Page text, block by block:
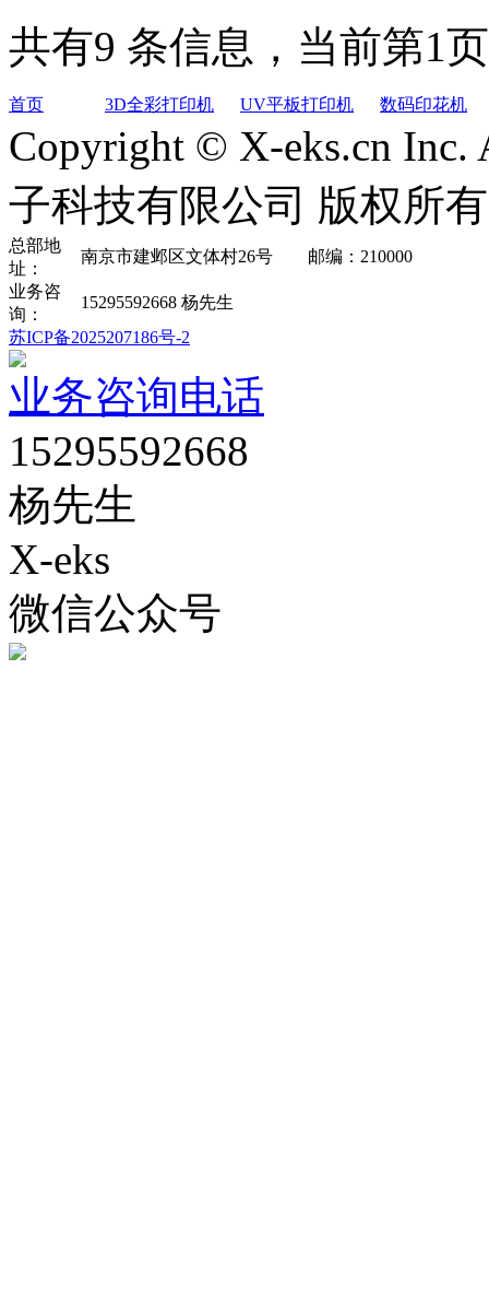
共有9 条信息，当前第1页
首页 3D全彩打印机 UV平板打印机 数码印花机
Copyright © X-eks.cn Inc.
子科技有限公司 版权所有
总部地
址：
南京市建邺区文体村26号 邮编：210000
业务咨
询：
15295592668 杨先生
苏ICP备2025207186号-2
业务咨询电话
15295592668
杨先生
X-eks
微信公众号